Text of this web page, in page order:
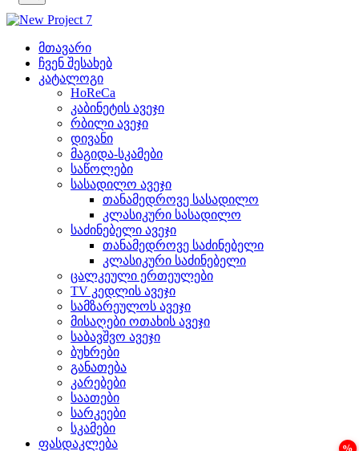
მთავარი
ჩვენ შესახებ
კატალოგი
HoReCa
კაბინეტის ავეჯი
რბილი ავეჯი
დივანი
მაგიდა-სკამები
საწოლები
სასადილო ავეჯი
თანამედროვე სასადილო
კლასიკური სასადილო
საძინებელი ავეჯი
თანამედროვე საძინებელი
კლასიკური საძინებელი
ცალკეული ერთეულები
TV კედლის ავეჯი
სამზარეულოს ავეჯი
მისაღები ოთახის ავეჯი
საბავშვო ავეჯი
ბუხრები
განათება
კარებები
საათები
სარკეები
სკამები
ფასდაკლება